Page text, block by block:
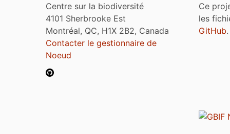
Centre sur la biodiversité
4101 Sherbrooke Est
Montréal, QC, H1X 2B2, Canada
Contacter le gestionnaire de
Noeud
Ce
les
GitHub.